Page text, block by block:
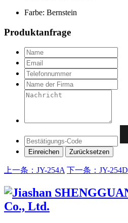
Farbe: Bernstein
Produktanfrage
上一条：JY-254A 下一条：JY-254D